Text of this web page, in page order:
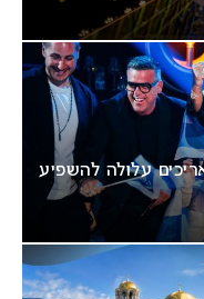
על התאריכים עלולה להשפיע